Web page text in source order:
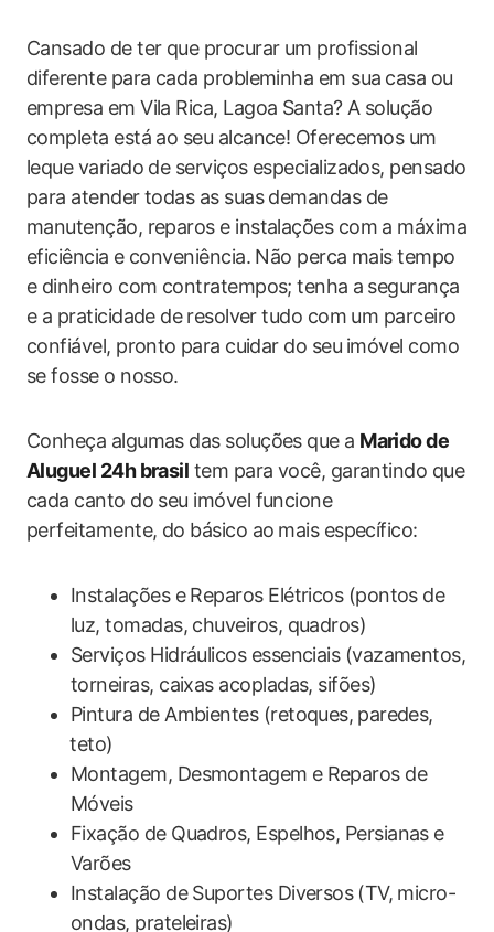
Cansado de ter que‍ procurar ​um profissional⁢
diferente para cada probleminha em sua⁢ casa ou
empresa em Vila Rica, Lagoa Santa? A solução
completa está ao seu ‌alcance! Oferecemos um
leque variado de serviços especializados, pensado
para ​atender todas ‌as ‌suas demandas de
manutenção, reparos e instalações ‍com a máxima
eficiência e conveniência. Não perca mais tempo
e dinheiro com contratempos; tenha ⁣a segurança
e a praticidade de ⁢resolver tudo com um parceiro
confiável, pronto⁢ para cuidar do seu ⁢imóvel como
se fosse o nosso.
Conheça algumas das soluções que a Marido de
Aluguel 24h brasil tem para você, garantindo que⁣
cada ‍canto do seu imóvel funcione
perfeitamente,​ do básico ao⁢ mais específico:
Instalações e Reparos Elétricos (pontos de
luz, tomadas, chuveiros, quadros)
Serviços ​Hidráulicos essenciais (vazamentos,
torneiras, caixas acopladas, sifões)
Pintura de Ambientes (retoques, ⁣paredes,
⁣teto)
Montagem, Desmontagem ⁤e Reparos de
Móveis
Fixação​ de Quadros, Espelhos, Persianas e‍
Varões
Instalação de Suportes Diversos ⁣(TV, micro-
ondas, prateleiras)